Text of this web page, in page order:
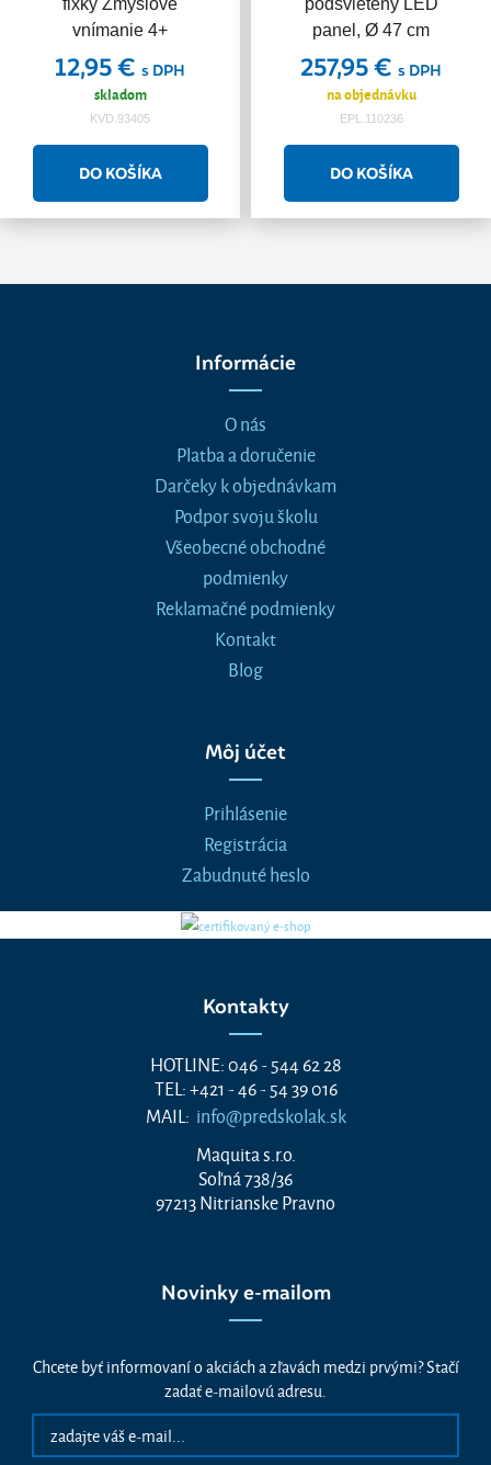
fixky Zmyslové
vnímanie 4+
12,95 € s DPH
skladom
KVD.93405
podsvietený LED
panel, Ø 47 cm
257,95 € s DPH
na objednávku
EPL.110236
Informácie
O nás
Platba a doručenie
Darčeky k objednávkam
Podpor svoju školu
Všeobecné obchodné
podmienky
Reklamačné podmienky
Kontakt
Blog
Môj účet
Prihlásenie
Registrácia
Zabudnuté heslo
Kontakty
HOTLINE: 046 - 544 62 28
TEL: +421 - 46 - 54 39 016
MAIL: info@predskolak.sk
Maquita s.r.o.
Soľná 738/36
97213 Nitrianske Pravno
Novinky e-mailom
Chcete byť informovaní o akciách a zľavách medzi prvými? Stačí
zadať e-mailovú adresu.